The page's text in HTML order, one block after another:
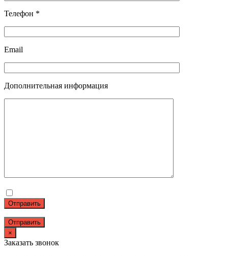
Телефон *
Email
Дополнительная информация
Отправить
×
Заказать звонок